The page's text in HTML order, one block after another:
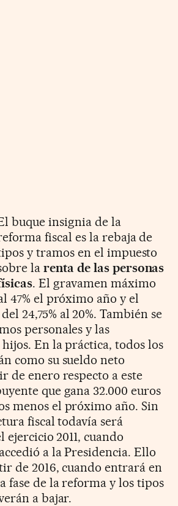
buque insignia de la
fiscal es la rebaja de
y tramos en el impuesto
la renta de las personas
. El gravamen máximo
47% el próximo año y el
24,75% al 20%. También se
personales y las
En la práctica, todos los
como su sueldo neto
de enero respecto a este
que gana 32.000 euros
menos el próximo año. Sin
fiscal todavía será
2011, cuando
a la Presidencia. Ello
de 2016, cuando entrará en
fase de la reforma y los tipos
a bajar.